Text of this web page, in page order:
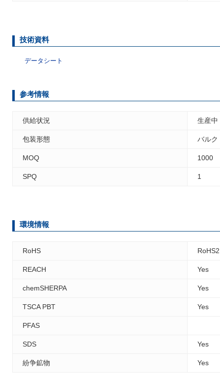
技術資料
データシート
参考情報
供給状況 生産中
包装形態 バルク
MOQ 1000
SPQ 1
環境情報
RoHS
REACH Yes
chemSHERPA Yes
TSCA PBT Yes
PFAS
SDS Yes
紛争鉱物 Yes